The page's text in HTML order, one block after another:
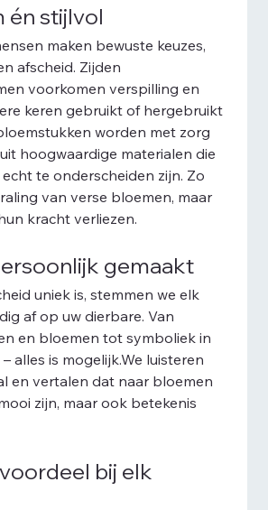
én stijlvol
maken bewuste keuzes,
afscheid. Zijden
voorkomen verspilling en
keren gebruikt of hergebruikt
worden met zorg
hoogwaardige materialen die
te onderscheiden zijn. Zo
van verse bloemen, maar
kracht verliezen.
gemaakt
uniek is, stemmen we elk
af op uw dierbare. Van
en bloemen tot symboliek in
alles is mogelijk.We luisteren
en vertalen dat naar bloemen
zijn, maar ook betekenis
bij elk